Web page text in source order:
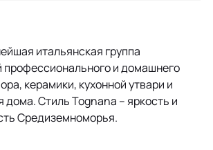
итальянская группа
профессионального и домашнего
керамики, кухонной утвари и
дома. Стиль Tognana – яркость и
Средиземноморья.